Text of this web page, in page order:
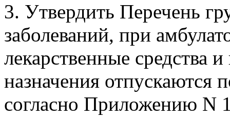
3. Утвердить Перечень
заболеваний, при
лекарственные средства
назначения отпускаются
согласно Приложению N